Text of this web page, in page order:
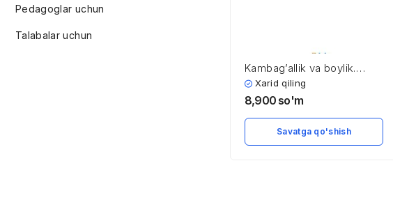
Pedagoglar uchun
Talabalar uchun
Kambag’allik va boylik.
Daromadlar tabaqalanishi
va taqsimlanishi
Xarid qiling
8,900 so'm
Savatga qo'shish